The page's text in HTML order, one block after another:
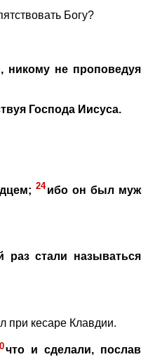
Богу?
никому не проповедуя
Господа Иисуса.
24 ибо он был муж
стали называться
при кесаре Клавдии.
что и сделали, послав